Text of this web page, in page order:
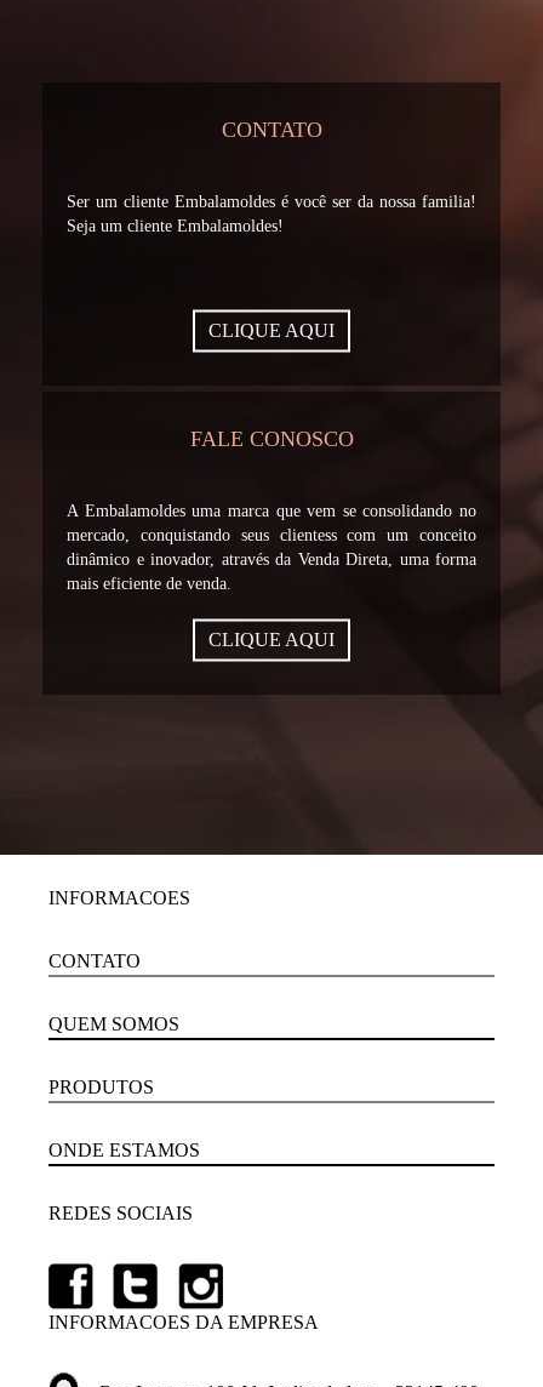
CONTATO
Ser um cliente Embalamoldes é você ser da nossa familia!
Seja um cliente Embalamoldes!
CLIQUE AQUI
FALE CONOSCO
A Embalamoldes uma marca que vem se consolidando no
mercado, conquistando seus clientess com um conceito
dinâmico e inovador, através da Venda Direta, uma forma
mais eficiente de venda.
CLIQUE AQUI
INFORMACOES
CONTATO
QUEM SOMOS
PRODUTOS
ONDE ESTAMOS
REDES SOCIAIS
INFORMACOES DA EMPRESA